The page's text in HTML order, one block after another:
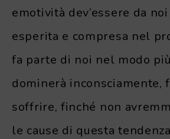
emotività dev’essere da
esperita e compresa nel
fa parte di noi nel modo
dominerà inconsciamente,
soffrire, finché non
le cause di questa